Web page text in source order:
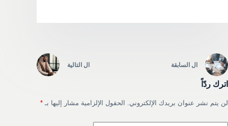
ال السابقة ال التالية
اترك ردّاً
لن يتم نشر عنوان بريدك الإلكتروني. الحقول الإلزامية مشار إليها بـ *